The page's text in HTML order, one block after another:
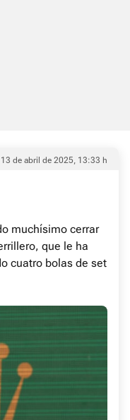
13 de abril de 2025, 13:33 h
muchísimo cerrar
que le ha
cuatro bolas de set